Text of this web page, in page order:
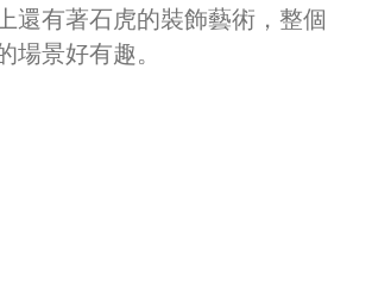
還有著石虎的裝飾藝術，整個
場景好有趣。